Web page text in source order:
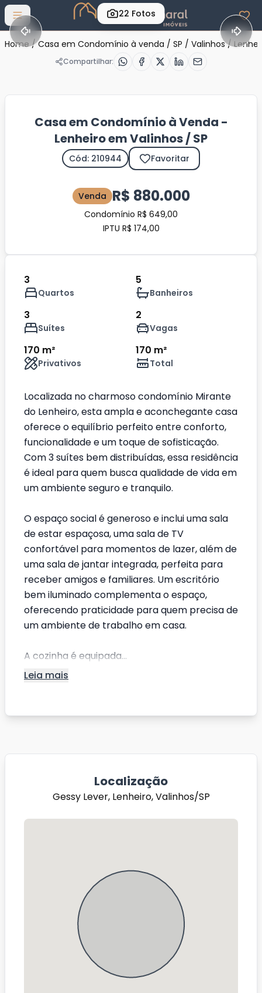
Abrir menu
22 Fotos
Home / Casa em Condomínio à venda / SP / Valinhos /
Compartilhar:
Casa em Condomínio à Venda -
Lenheiro em Valinhos / SP
Cód: 210944 Favoritar
Venda R$ 880.000
Condomínio R$ 649,00
IPTU R$ 174,00
3
Quartos
5
Banheiros
3
Suítes
2
Vagas
170 m²
Privativos
170 m²
Total
Localizada no charmoso condomínio Mirante
do Lenheiro, esta ampla e aconchegante casa
oferece o equilíbrio perfeito entre conforto,
funcionalidade e um toque de sofisticação.
Com 3 suítes bem distribuídas, essa residência
é ideal para quem busca qualidade de vida em
um ambiente seguro e tranquilo.
O espaço social é generoso e inclui uma sala
de estar espaçosa, uma sala de TV
confortável para momentos de lazer, além de
uma sala de jantar integrada, perfeita para
receber amigos e familiares. Um escritório
bem iluminado complementa o espaço,
oferecendo praticidade para quem precisa de
um ambiente de trabalho em casa.
A cozinha é equipada...
Leia mais
Localização
Gessy Lever, Lenheiro, Valinhos/SP